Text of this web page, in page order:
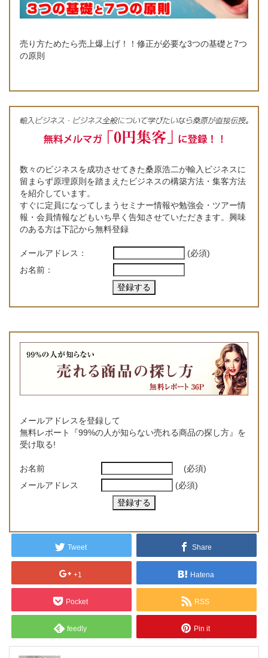
売り方ためたら売上爆上げ！！修正が必要な3つの基礎と7つ
の原則
数々のビジネスを成功させてきた桑原浩二が輸入ビジネスに
留まらず原理原則を踏まえたビジネスの構築方法・集客方法
を紹介しています。
すぐに定員になってしまうセミナー情報や勉強会・ツアー情
報・会員情報などもいち早く告知させていただきます。興味
のある方は下記から無料登録
メールアドレス：
(必須)
お名前：
メールアドレスを登録して
無料レポート『99%の人が知らない売れる商品の探し方』を
受け取る!
お名前
(必須)
メールアドレス
(必須)
Tweet Share
+1 Hatena
Pocket RSS
feedly Pin it